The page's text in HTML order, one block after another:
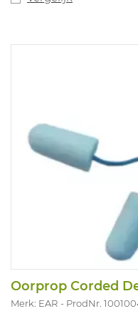
Oorprop Corded
Merk: EAR ProdNr.